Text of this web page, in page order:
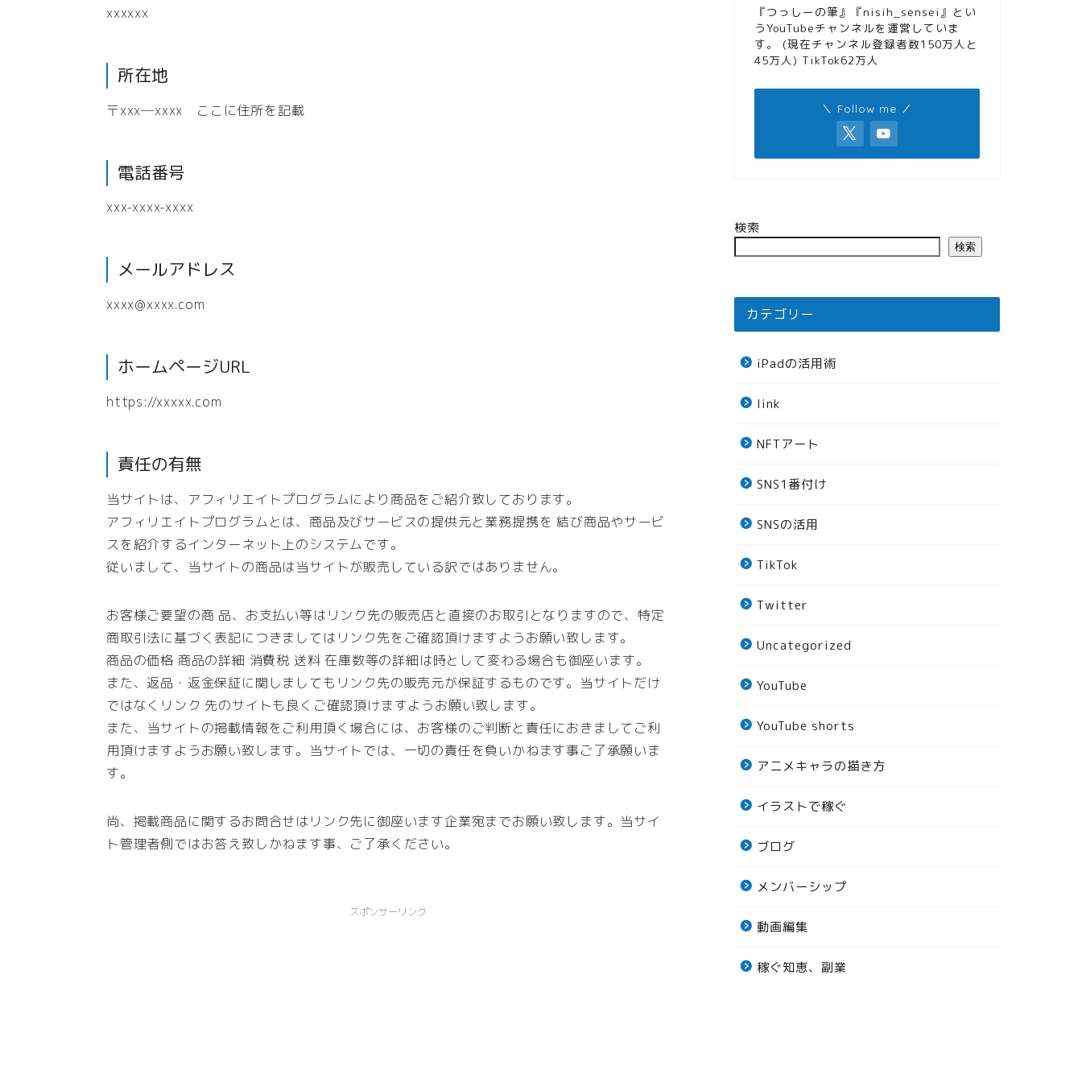
xxxxxx
所在地
〒xxx―xxxx ここに住所を記載
電話番号
xxx-xxxx-xxxx
メールアドレス
xxxx@xxxx.com
ホームページURL
https://xxxxx.com
責任の有無
当サイトは、アフィリエイトプログラムにより商品をご紹介致しております。
アフィリエイトプログラムとは、商品及びサービスの提供元と業務提携を 結び商品やサービ
スを紹介するインターネット上のシステムです。
従いまして、当サイトの商品は当サイトが販売している訳ではありません。
お客様ご要望の商 品、お支払い等はリンク先の販売店と直接のお取引となりますので、特定
商取引法に基づく表記につきましてはリンク先をご確認頂けますようお願い致します。
商品の価格 商品の詳細 消費税 送料 在庫数等の詳細は時として変わる場合も御座います。
また、返品・返金保証に関しましてもリンク先の販売元が保証するものです。当サイトだけ
ではなくリンク 先のサイトも良くご確認頂けますようお願い致します。
また、当サイトの掲載情報をご利用頂く場合には、お客様のご判断と責任におきましてご利
用頂けますようお願い致します。当サイトでは、一切の責任を負いかねます事ご了承願いま
す。
尚、掲載商品に関するお問合せはリンク先に御座います企業宛までお願い致します。当サイ
ト管理者側ではお答え致しかねます事、ご了承ください。
スポンサーリンク
『つっしーの筆』『nisih_sensei』とい
うYouTubeチャンネルを運営していま
す。 (現在チャンネル登録者数150万人と
45万人) TikTok62万人
＼ Follow me ／
検索
検索
カテゴリー
iPadの活用術
link
NFTアート
SNS1番付け
SNSの活用
TikTok
Twitter
Uncategorized
YouTube
YouTube shorts
アニメキャラの描き方
イラストで稼ぐ
ブログ
メンバーシップ
動画編集
稼ぐ知恵、副業